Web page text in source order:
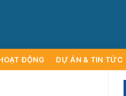
ĐỘNG DỰ ÁN & TIN TỨC